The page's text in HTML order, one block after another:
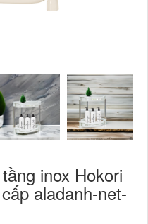
inox Hokori
aladanh-net-